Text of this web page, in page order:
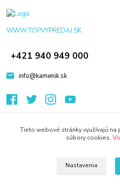
WWW.TOPVYPREDAJ.SK
+421 940 949 000
info@kamenik.sk
Tieto webové stránky využívajú
súbory cookies.
Nastavenia